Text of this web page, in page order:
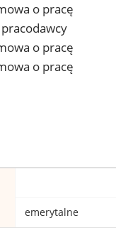
o pracę
o pracę
o pracę
emerytalne